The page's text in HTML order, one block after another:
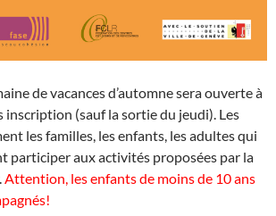
de vacances d’automne sera ouverte à
inscription (sauf la sortie du jeudi). Les
les familles, les enfants, les adultes qui
participer aux activités proposées par la
Attention, les enfants de moins de 10 ans